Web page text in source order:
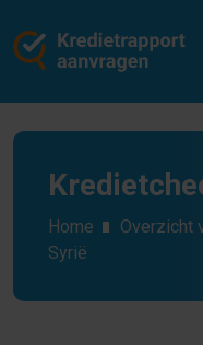
Home Overzicht
Syrië